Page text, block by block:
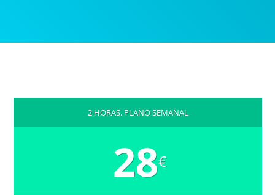
2 HORAS, PLANO SEMANAL
28€